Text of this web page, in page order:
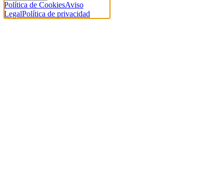
Política de CookiesAviso
LegalPolítica de privacidad